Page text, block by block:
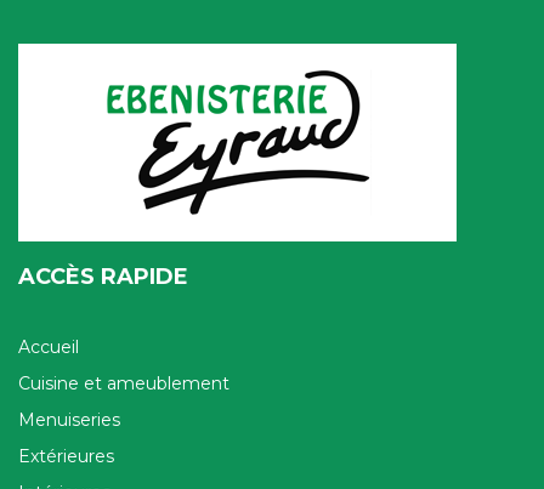
ACCÈS RAPIDE
Accueil
Cuisine et ameublement
Menuiseries
Extérieures